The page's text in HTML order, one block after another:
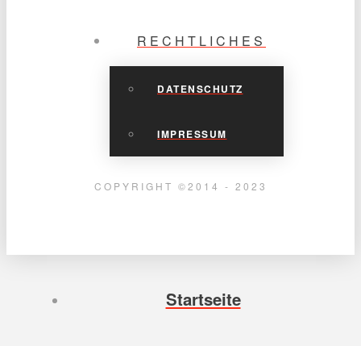
RECHTLICHES
DATENSCHUTZ
IMPRESSUM
COPYRIGHT ©2014 - 2023
Startseite